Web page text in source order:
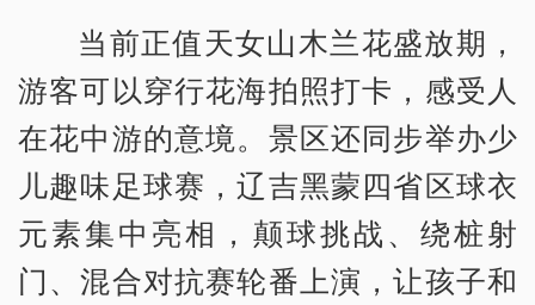
当前正值天女山木兰花盛放期，
游客可以穿行花海拍照打卡，感受人
在花中游的意境。景区还同步举办少
儿趣味足球赛，辽吉黑蒙四省区球衣
元素集中亮相，颠球挑战、绕桩射
门、混合对抗赛轮番上演，让孩子和